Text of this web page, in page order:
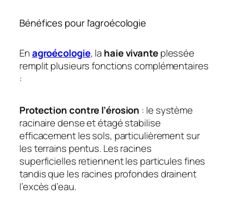
Bénéfices pour l’agroécologie
Enagroécologie, la haie vivanteplessée
remplit plusieurs fonctions complémentaires
:
Protection contre l’érosion : le système
racinaire dense et étagé stabilise
efficacement les sols, particulièrement sur
les terrains pentus. Les racines
superficielles retiennent les particules fines
tandis que les racines profondes drainent
l’excès d’eau.